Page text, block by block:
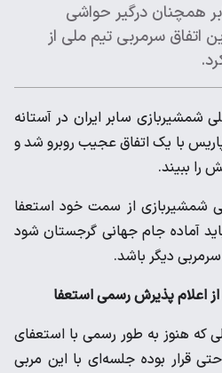
همچنان درگیر حواشی
اتفاق سرمربی تیم ملی از
شمشیربازی سابر ایران در آستانه
با یک اتفاق عجیب روبرو شد و
را ببیند.
شمشیربازی از سمت خود استعفا
آماده جام جهانی گرجستان شود
سرمربی دیگر باشد.
اعلام پذیرش رسمی استعفا
که هنوز به طور رسمی با استعفای
قرار بوده جلسه‌ای با این مربی